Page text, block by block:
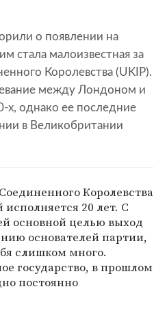
о появлении на
стала малоизвестная за
Королевства (UKIP).
между Лондоном и
х, однако ее последние
в Великобритании
Королевства
20 лет. С
основной целью выход
основателей партии,
слишком много.
государство, в прошлом
постоянно